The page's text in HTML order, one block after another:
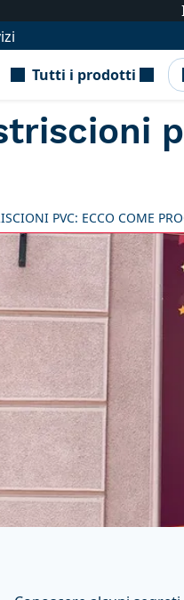
Tutti i prodotti
PVC: ECCO COME